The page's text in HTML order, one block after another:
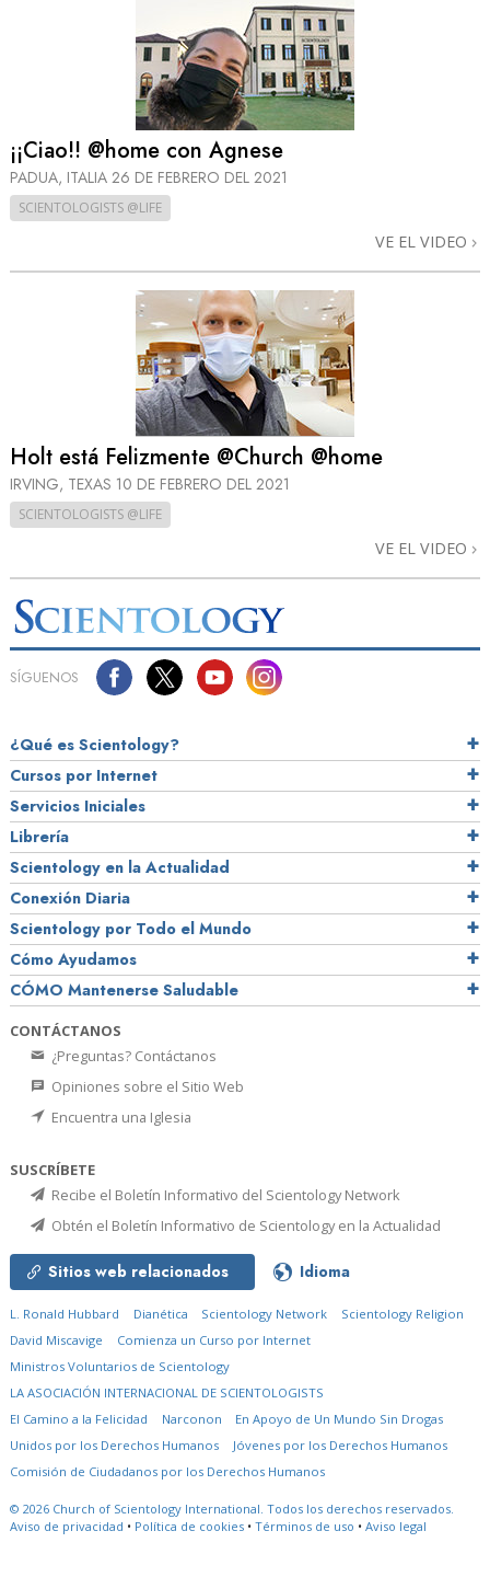
¡¡Ciao!! @home con Agnese
PADUA, ITALIA 26 DE FEBRERO DEL 2021
SCIENTOLOGISTS @LIFE
VE EL VIDEO
Holt está Felizmente @Church @home
IRVING, TEXAS 10 DE FEBRERO DEL 2021
SCIENTOLOGISTS @LIFE
VE EL VIDEO
SÍGUENOS
¿Qué es Scientology?
Cursos por Internet
Servicios Iniciales
Librería
Scientology en la Actualidad
Conexión Diaria
Scientology por Todo el Mundo
Cómo Ayudamos
CÓMO Mantenerse Saludable
CONTÁCTANOS
¿Preguntas? Contáctanos
Opiniones sobre el Sitio Web
Encuentra una Iglesia
SUSCRÍBETE
Recibe el Boletín Informativo del Scientology Network
Obtén el Boletín Informativo de Scientology en la Actualidad
Sitios web relacionados Idioma
L. Ronald Hubbard Dianética Scientology Network
Scientology Religion
David Miscavige
Comienza un Curso por Internet
Ministros Voluntarios de Scientology
LA ASOCIACIÓN INTERNACIONAL DE SCIENTOLOGISTS
El Camino a la Felicidad
Narconon
En Apoyo de Un Mundo Sin Drogas
Unidos por los Derechos Humanos
Jóvenes por los Derechos Humanos
Comisión de Ciudadanos por los Derechos Humanos
© 2026 Church of Scientology International. Todos los derechos reservados.
Aviso de privacidad • Política de cookies • Términos de uso • Aviso legal